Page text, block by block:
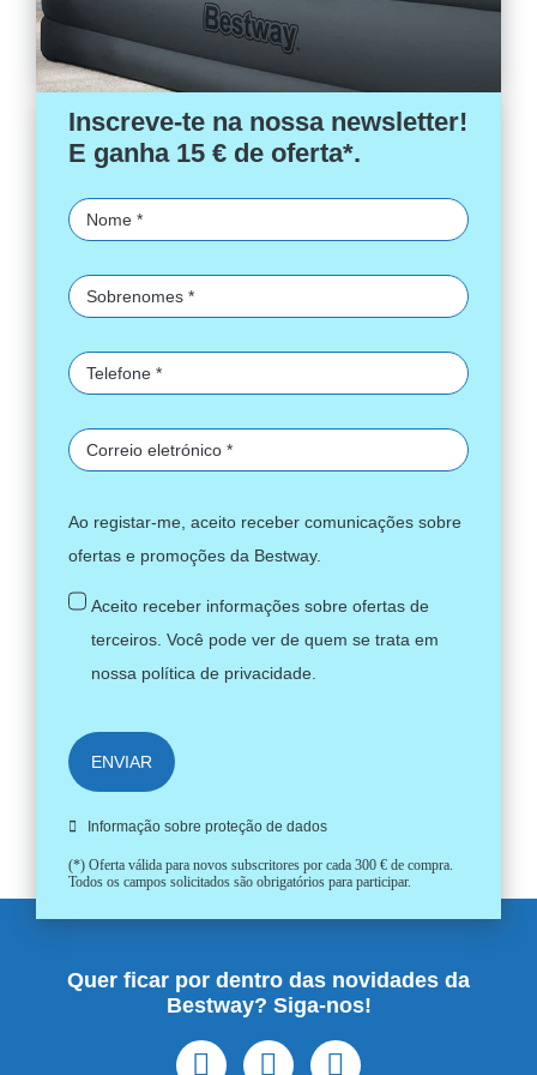
Inscreve-te na nossa newsletter!
E ganha 15 € de oferta*.
Ao registar-me, aceito receber comunicações sobre
ofertas e promoções da Bestway.
Aceito receber informações sobre ofertas de
terceiros. Você pode ver de quem se trata em
nossa política de privacidade.
ENVIAR
Informação sobre proteção de dados
(*) Oferta válida para novos subscritores por cada 300 € de compra.
Todos os campos solicitados são obrigatórios para participar.
Quer ficar por dentro das novidades da
Bestway? Siga-nos!